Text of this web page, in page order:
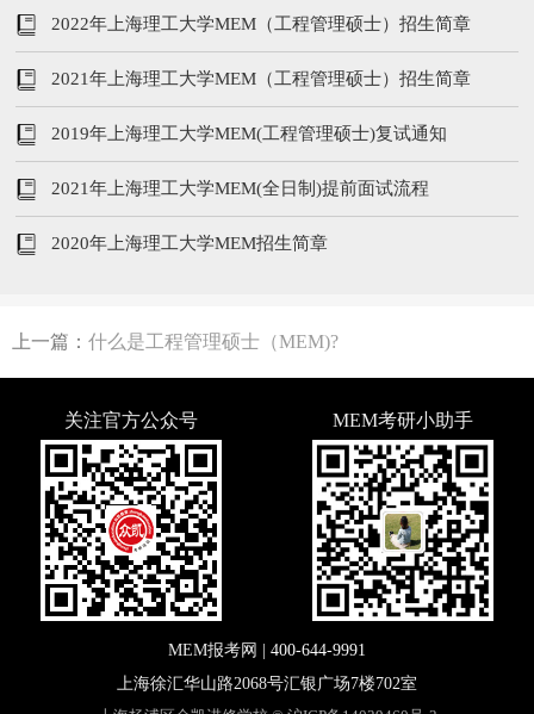
2022年上海理工大学MEM（工程管理硕士）招生简章
2021年上海理工大学MEM（工程管理硕士）招生简章
2019年上海理工大学MEM(工程管理硕士)复试通知
2021年上海理工大学MEM(全日制)提前面试流程
2020年上海理工大学MEM招生简章
上一篇： 什么是工程管理硕士（MEM)?
关注官方公众号 MEM考研小助手
MEM报考网 | 400-644-9991
上海徐汇华山路2068号汇银广场7楼702室